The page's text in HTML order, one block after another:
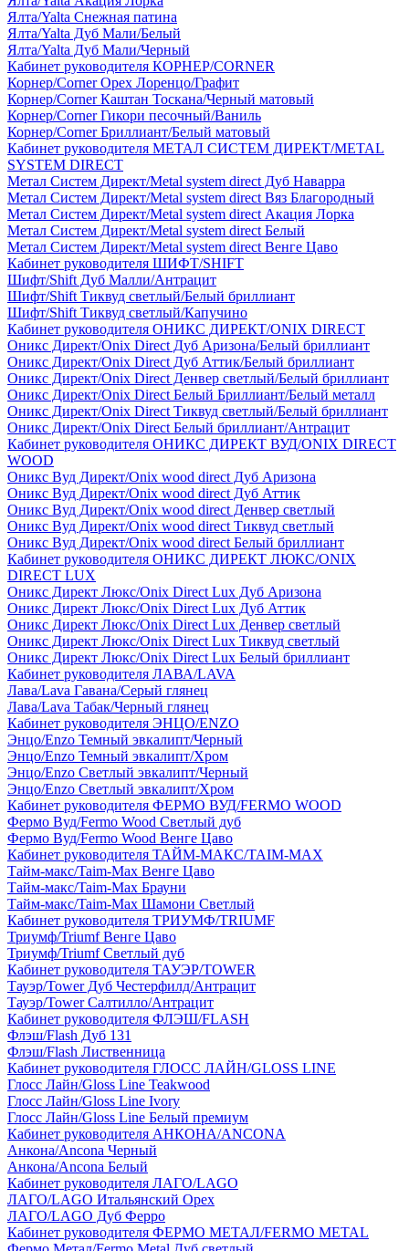
Ялта/Yalta Снежная патина
Ялта/Yalta Дуб Мали/Белый
Ялта/Yalta Дуб Мали/Черный
Кабинет руководителя КОРНЕР/CORNER
Корнер/Corner Орех Лоренцо/Графит
Корнер/Corner Каштан Тоскана/Черный матовый
Корнер/Corner Гикори песочный/Ваниль
Корнер/Corner Бриллиант/Белый матовый
Кабинет руководителя МЕТАЛ СИСТЕМ ДИРЕКТ/METAL
SYSTEM DIRECT
Метал Систем Директ/Metal system direct Дуб Наварра
Метал Систем Директ/Metal system direct Вяз Благородный
Метал Систем Директ/Metal system direct Акация Лорка
Метал Систем Директ/Metal system direct Белый
Метал Систем Директ/Metal system direct Венге Цаво
Кабинет руководителя ШИФТ/SHIFT
Шифт/Shift Дуб Малли/Антрацит
Шифт/Shift Тиквуд светлый/Белый бриллиант
Шифт/Shift Тиквуд светлый/Капучино
Кабинет руководителя ОНИКС ДИРЕКТ/ONIX DIRECT
Оникс Директ/Onix Direct Дуб Аризона/Белый бриллиант
Оникс Директ/Onix Direct Дуб Аттик/Белый бриллиант
Оникс Директ/Onix Direct Денвер светлый/Белый бриллиант
Оникс Директ/Onix Direct Белый Бриллиант/Белый металл
Оникс Директ/Onix Direct Тиквуд светлый/Белый бриллиант
Оникс Директ/Onix Direct Белый бриллиант/Антрацит
Кабинет руководителя ОНИКС ДИРЕКТ ВУД/ONIX DIRECT
WOOD
Оникс Вуд Директ/Onix wood direct Дуб Аризона
Оникс Вуд Директ/Onix wood direct Дуб Аттик
Оникс Вуд Директ/Onix wood direct Денвер светлый
Оникс Вуд Директ/Onix wood direct Тиквуд светлый
Оникс Вуд Директ/Onix wood direct Белый бриллиант
Кабинет руководителя ОНИКС ДИРЕКТ ЛЮКС/ONIX
DIRECT LUX
Оникс Директ Люкс/Onix Direct Lux Дуб Аризона
Оникс Директ Люкс/Onix Direct Lux Дуб Аттик
Оникс Директ Люкс/Onix Direct Lux Денвер светлый
Оникс Директ Люкс/Onix Direct Lux Тиквуд светлый
Оникс Директ Люкс/Onix Direct Lux Белый бриллиант
Кабинет руководителя ЛАВА/LAVA
Лава/Lava Гавана/Серый глянец
Лава/Lava Табак/Черный глянец
Кабинет руководителя ЭНЦО/ENZO
Энцо/Enzo Темный эвкалипт/Черный
Энцо/Enzo Темный эвкалипт/Хром
Энцо/Enzo Светлый эвкалипт/Черный
Энцо/Enzo Светлый эвкалипт/Хром
Кабинет руководителя ФЕРМО ВУД/FERMO WOOD
Фермо Вуд/Fermo Wood Светлый дуб
Фермо Вуд/Fermo Wood Венге Цаво
Кабинет руководителя ТАЙМ-МАКС/TAIM-MAX
Тайм-макс/Taim-Max Венге Цаво
Тайм-макс/Taim-Max Брауни
Тайм-макс/Taim-Max Шамони Светлый
Кабинет руководителя ТРИУМФ/TRIUMF
Триумф/Triumf Венге Цаво
Триумф/Triumf Светлый дуб
Кабинет руководителя ТАУЭР/TOWER
Тауэр/Tower Дуб Честерфилд/Антрацит
Тауэр/Tower Салтилло/Антрацит
Кабинет руководителя ФЛЭШ/FLASH
Флэш/Flash Дуб 131
Флэш/Flash Лиственница
Кабинет руководителя ГЛОСС ЛАЙН/GLOSS LINE
Глосс Лайн/Gloss Line Teakwood
Глосс Лайн/Gloss Line Ivory
Глосс Лайн/Gloss Line Белый премиум
Кабинет руководителя АНКОНА/ANCONA
Анкона/Ancona Черный
Анкона/Ancona Белый
Кабинет руководителя ЛАГО/LAGO
ЛАГО/LAGO Итальянский Орех
ЛАГО/LAGO Дуб Ферро
Кабинет руководителя ФЕРМО МЕТАЛ/FERMO METAL